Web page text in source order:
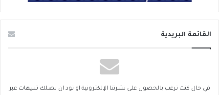
القائمة البريدية
في حال كنت ترغب بالحصول على نشرتنا الإلكترونية او تود ان تصلك تنبيهات عبر